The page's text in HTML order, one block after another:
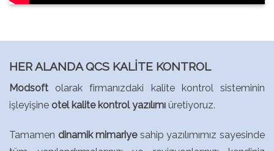
HER ALANDA QCS KALİTE KONTROL
Modsoft olarak firmanızdaki kalite kontrol sisteminin
işleyişine otel kalite kontrol yazılımı üretiyoruz.
Tamamen dinamik mimariyesahip yazılımımız sayesinde